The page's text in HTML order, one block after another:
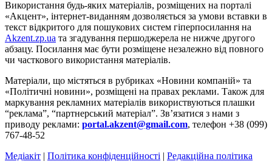
Використання будь-яких матеріалів, розміщених на порталі
«Акцент», інтернет-виданням дозволяється за умови вставки в
текст відкритого для пошукових систем гіперпосилання на
Akzent.zp.ua та згадування першоджерела не нижче другого
абзацу. Посилання має бути розміщене незалежно від повного
чи часткового використання матеріалів.
Матеріали, що містяться в рубриках «Новини компаній» та
«Політичні новини», розміщені на правах реклами. Також для
маркування рекламних матеріалів використвуються плашки
“реклама”, “партнерський матеріал”. Зв’язатися з нами з
приводу реклами: portal.akzent@gmail.com, телефон +38 (099)
767-48-52
Медіакіт | Політика конфіденційності | Редакційна політика